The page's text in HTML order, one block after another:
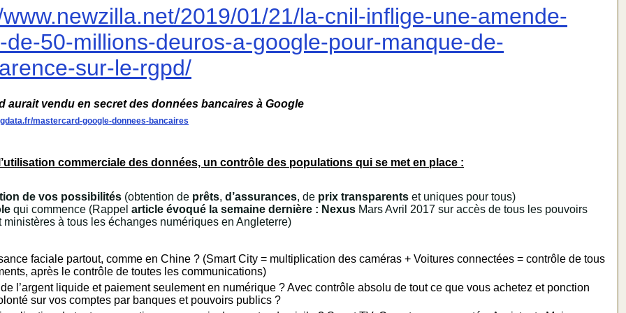
2019/01/21/la-cnil-inflige-une-amende-
de-50-millions-deuros-a-google-pour-manque-de-
sur-le-rgpd/
aurait vendu en secret des données bancaires à Google
mastercard-google-donnees-bancaires
commerciale des données, un contrôle des populations qui se met en place :
de vos possibilités (obtention de prêts, d’assurances, de prix transparents et uniques pour tous)
qui commence (Rappel article évoqué la semaine dernière : Nexus Mars Avril 2017 sur accès de tous les pouvoirs
ministères à tous les échanges numériques en Angleterre)
faciale partout, comme en Chine ? (Smart City = multiplication des caméras + Voitures connectées = contrôle de tous
après le contrôle de toutes les communications)
l’argent liquide et paiement seulement en numérique ? Avec contrôle absolu de tout ce que vous achetez et ponction
sur vos comptes par banques et pouvoirs publics ?